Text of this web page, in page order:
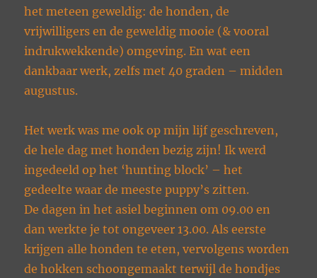
het meteen geweldig: de honden, de
vrijwilligers en de geweldig mooie (& vooral
indrukwekkende) omgeving. En wat een
dankbaar werk, zelfs met 40 graden – midden
augustus.
Het werk was me ook op mijn lijf geschreven,
de hele dag met honden bezig zijn! Ik werd
ingedeeld op het ‘hunting block’ – het
gedeelte waar de meeste puppy’s zitten.
De dagen in het asiel beginnen om 09.00 en
dan werkte je tot ongeveer 13.00. Als eerste
krijgen alle honden te eten, vervolgens worden
de hokken schoongemaakt terwijl de hondjes